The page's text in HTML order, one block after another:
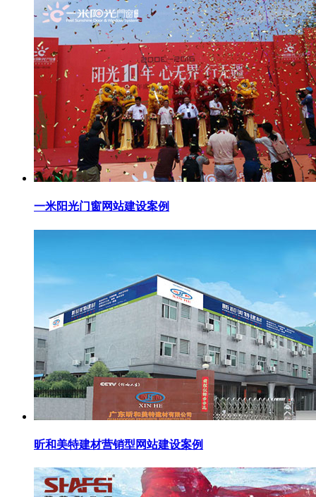
一米阳光门窗网站建设案例
昕和美特建材营销型网站建设案例